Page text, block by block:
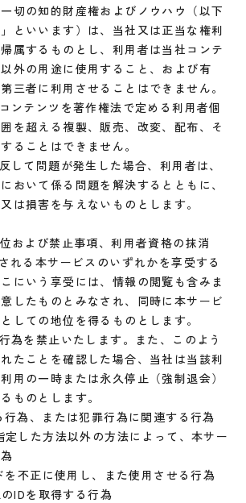
切の知的財産権およびノウハウ（以下
」といいます）は、当社又は正当な権利
属するものとし、利用者は当社コンテ
外の用途に使用すること、および有
三者に利用させることはできません。
ンテンツを著作権法で定める利用者個
を超える複製、販売、改変、配布、そ
ることはできません。
して問題が発生した場合、利用者は、
おいて係る問題を解決するとともに、
は損害を与えないものとします。
および禁止事項、利用者資格の抹消
れる本サービスのいずれかを享受する
にいう享受には、情報の閲覧も含みま
したものとみなされ、同時に本サービ
しての地位を得るものとします。
為を禁止いたします。また、このよう
たことを確認した場合、当社は当該利
用の一時または永久停止（強制退会）
ものとします。
為、または犯罪行為に関連する行為
した方法以外の方法によって、本サー
不正に使用し、また使用させる行為
IDを取得する行為